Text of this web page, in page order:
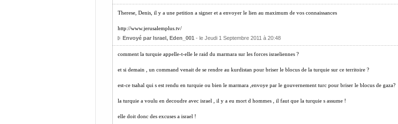
Therese, Denis, il y a une petition a signer et a envoyer le lien au maximum de vos connaissances
http://www.jerusalemplus.tv/
Envoyé par Israel, Eden_001 - le Jeudi 1 Septembre 2011 à 20:48
comment la turquie appelle-t-elle le raid du marmara sur les forces israeliennes ?
et si demain , un command venait de se rendre au kurdistan pour briser le blocus de la turquie sur ce territoire ?
est-ce tsahal qui s est rendu en turquie ou bien le marmara ,envoye par le gouvernement turc pour briser le blocus de gaza?
la turquie a voulu en decoudre avec israel , il y a eu mort d hommes , il faut que la turquie s assume !
elle doit donc des excuses a israel !